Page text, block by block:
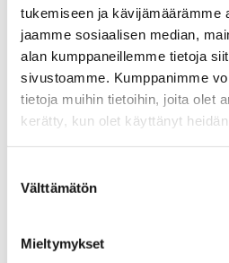
tukemiseen ja kävijämäärämme
jaamme sosiaalisen median,
alan kumppaneillemme tietoja
sivustoamme. Kumppanimme
tietoja muihin tietoihin, joita olet
kerätty, kun olet käyttänyt
valinta
Välttämätön
Mieltymykset
Herkkujen virta,